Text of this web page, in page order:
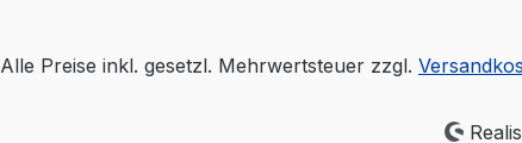
Alle Preise inkl. gesetzl. Mehrwertsteuer zzgl.